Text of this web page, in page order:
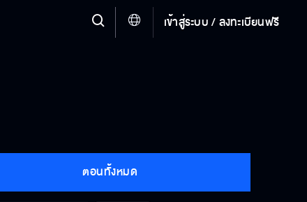
เข้าสู่ระบบ / ลงทะเบียนฟรี
ตอนทั้งหมด